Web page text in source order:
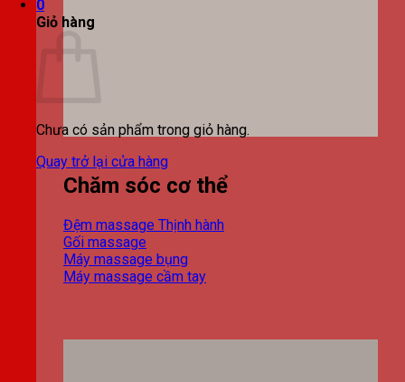
0
Giỏ hàng
Chưa có sản phẩm trong giỏ hàng.
Quay trở lại cửa hàng
Chăm sóc cơ thể
Đệm massage
Gối massage
Máy massage bụng
Máy massage cầm tay